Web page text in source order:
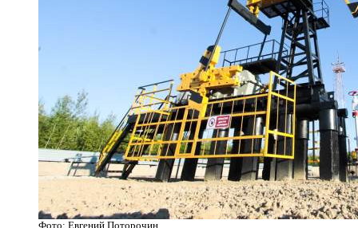
Фото: Евгений Поторочин